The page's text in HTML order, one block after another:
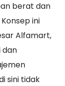
berat dan
ini
Alfamart,
dan
sini tidak